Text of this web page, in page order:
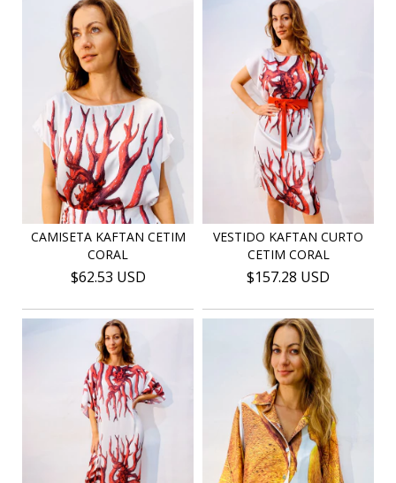
CAMISETA KAFTAN CETIM
CORAL
$62.53 USD
VESTIDO KAFTAN CURTO
CETIM CORAL
$157.28 USD